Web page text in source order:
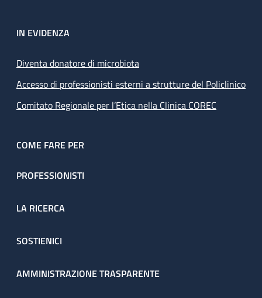
IN EVIDENZA
Diventa donatore di microbiota
Accesso di professionisti esterni a strutture del Policlinico
Comitato Regionale per l’Etica nella Clinica COREC
COME FARE PER
PROFESSIONISTI
LA RICERCA
SOSTIENICI
AMMINISTRAZIONE TRASPARENTE